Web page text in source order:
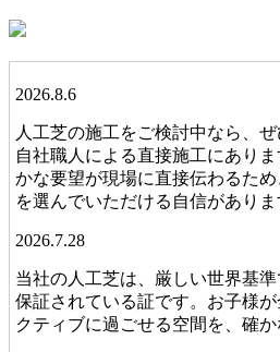
2026.8.6
人工芝の施工をご検討中なら、
自社職人による直接施工にあり
かな要望が現場に直接伝わるた
を選んでいただける自信がありま
2026.7.28
当社の人工芝は、厳しい世界基
保証されている証です。お子様
クティブに過ごせる空間を、確